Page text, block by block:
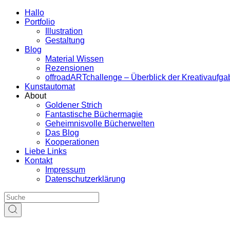
Hallo
Portfolio
Illustration
Gestaltung
Blog
Material Wissen
Rezensionen
offroadARTchallenge – Überblick der
Kunstautomat
About
Goldener Strich
Fantastische Büchermagie
Geheimnisvolle Bücherwelten
Das Blog
Kooperationen
Liebe Links
Kontakt
Impressum
Datenschutzerklärung